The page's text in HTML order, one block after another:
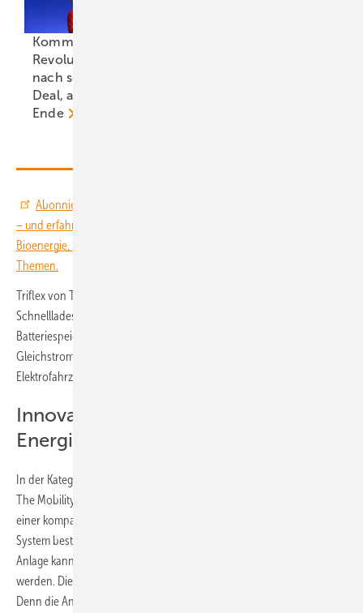
Kommentar: Aus für
Revolution Wind
nach schlechtem
Deal, aber kein
Ende
Abonnieren Sie den YouTube-Kanal von ERNEUERBARE ENERGIEN
– und erfahren Sie Neues über die Energiewende mit Wind, Solar,
Bioenergie, Speichertechnologie, Wasserstoff und vielen weiteren
Themen.
Triflex von Tritium Power Solutions wiederum ist ein modulares
Schnellladesystem mit einem integrierten, DC-gekoppelten
Batteriespeicher. Als Plattform kann das System bis zu 3,2 Megawatt
Gleichstromleistung bereitstellen und gleichzeitig bis zu 64
Elektrofahrzeuge laden.
Innovative und integrierte
Energiesysteme prämiert
In der Kategorie intelligent integrierte Energiesysteme haben Meins,
The Mobility House und Stem gewonnen. Meins konnte die Jury mit
einer kompakten Hochspannungs-Umspannstation überzeugen. Das
System besteht aus einem Schaltschrank und einer Trafostation. Die
Anlage kann aus der Ferne überwacht und vorausschauend gewartet
werden. Die Jury hat unter anderem das kompakte Design überzeugt.
Denn die Anlage ist zwölfmal so kompakt wie eine herkömmliche